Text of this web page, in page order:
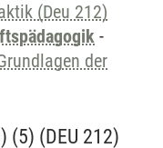
(Deu 212)
-
der
(5) (DEU 212)